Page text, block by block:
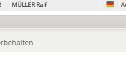
MÜLLER Ralf